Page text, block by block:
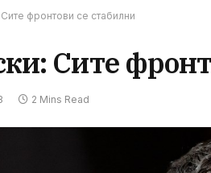
фронтови се стабилни
Сите
2 Mins Read